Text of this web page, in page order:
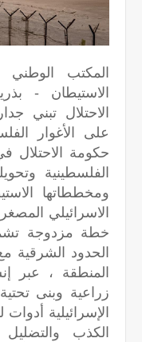
المكتب
الاستيطان -
الاحتلال تبني
على الأغوار
حكومة الاحتلال
الفلسطينية
ومخططاتها
الاسرائيلي
خطة مزدوجة
الحدود الشرقية
المنطقة ، عبر
زراعية وبنى
الإسرائيلية
الكذب